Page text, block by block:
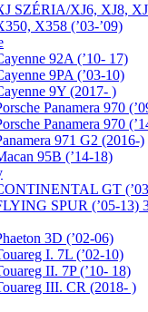
SZÉRIA/XJ6, XJ8,
X358 (’03-’09)
92A (’10- 17)
9PA (’03-10)
9Y (2017- )
Panamera 970
Panamera 970
971 G2 (2016-)
95B (’14-18)
GT
SPUR (’05-13)
3D (’02-06)
I. 7L (’02-10)
II. 7P (’10- 18)
III. CR (2018- )